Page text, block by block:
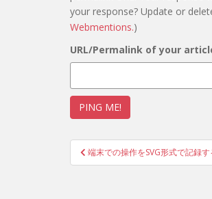
your response? Update or
Webmentions.)
URL/Permalink of your
投
稿
端末での操作をSVG形式で記録